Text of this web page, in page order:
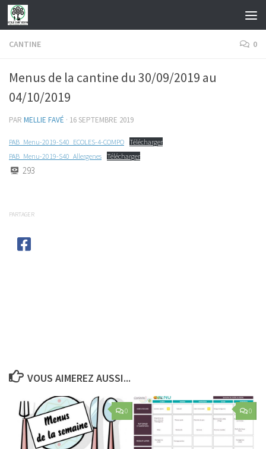
Skip to content
CANTINE 0
Menus de la cantine du 30/09/2019 au
04/10/2019
PAR MELLIE FAVÉ · 16 SEPTEMBRE 2019
PAB_Menu-2019-S40_ECOLES-4-COMPO Télécharger
PAB_Menu-2019-S40_Allergenes Télécharger
293
PARTAGER
VOUS AIMEREZ AUSSI...
0 0